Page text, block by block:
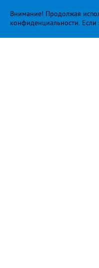
Внимание! Продолжая
конфиденциальности. Если